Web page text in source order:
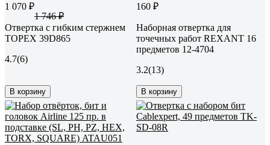
1 070 ₽
1 746 ₽
Отвертка с гибким стержнем
TOPEX 39D865
4.7(6)
В корзину
160 ₽
Наборная отвертка для
точечных работ REXANT 16
предметов 12-4704
3.2(13)
В корзину